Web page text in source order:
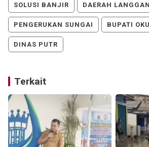
SOLUSI BANJIR DAERAH
PENGERUKAN SUNGAI BUPATI
DINAS PUTR
Terkait